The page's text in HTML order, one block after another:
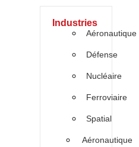
Industries
Aéronautique
Défense
Nucléaire
Ferroviaire
Spatial
Aéronautique